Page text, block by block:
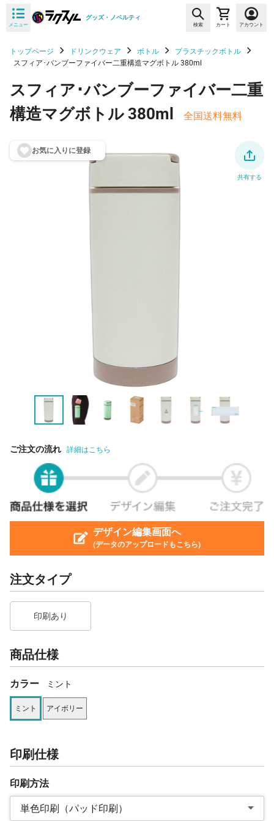
メニュー
グッズ・ノベルティ
検索 カート アカウント
トップページ ドリンクウェア ボトル
プラスチックボトル
スフィア･バンブーファイバー二重構造マグボトル 380ml
スフィア･バンブーファイバー二重
構造マグボトル 380ml
全国送料無料
お気に入りに登録
共有する
ご注文の流れ 詳細はこちら
デザイン編集画面へ
(データのアップロードもこちら)
注文タイプ
印刷あり
商品仕様
カラー ミント
ミント アイボリー
印刷仕様
印刷方法
単色印刷（パッド印刷）